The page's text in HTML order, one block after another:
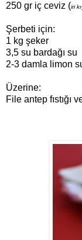
250 gr iç ceviz (iri
Şerbeti için:
1 kg şeker
3,5 su bardağı su
2-3 damla limon
Üzerine:
File antep fıstığı